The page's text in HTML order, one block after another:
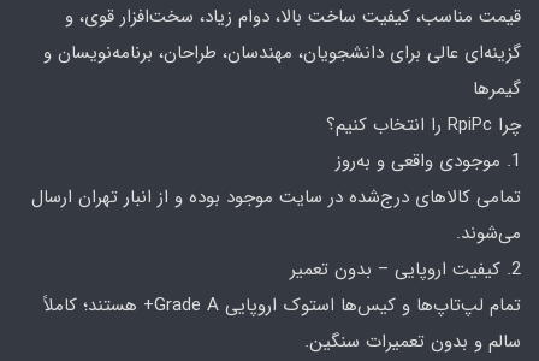
قیمت مناسب، کیفیت ساخت بالا، دوام زیاد، سخت‌افزار قوی، و
گزینه‌ای عالی برای دانشجویان، مهندسان، طراحان، برنامه‌نویسان و
گیمرها
چرا RpiPc را انتخاب کنیم؟
1. موجودی واقعی و به‌روز
تمامی کالاهای درج‌شده در سایت موجود بوده و از انبار تهران ارسال
می‌شوند.
2. کیفیت اروپایی – بدون تعمیر
تمام لپ‌تاپ‌ها و کیس‌ها استوک اروپایی Grade A+ هستند؛ کاملاً
سالم و بدون تعمیرات سنگین.